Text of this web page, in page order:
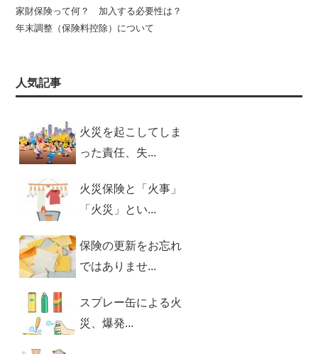
家財保険って何？ 加入する必要性は？
年末調整（保険料控除）について
人気記事
火災を起こしてしま
った責任、失...
火災保険と「火事」
「火災」とい...
保険の更新をお忘れ
ではありませ...
スプレー缶による火
災、爆発...